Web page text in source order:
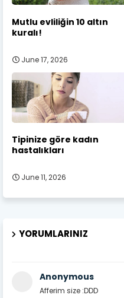
Mutlu evliliğin 10 altın
kuralı!
June 17, 2026
Tipinize göre kadın
hastalıkları
June 11, 2026
YORUMLARINIZ
Anonymous
Afferim size :DDD